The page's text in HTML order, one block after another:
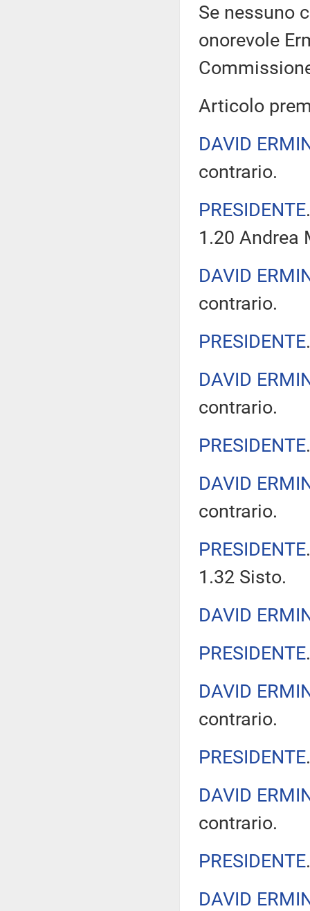
Se nessuno
onorevole
Articolo
DAVID
contrario.
PRESIDENTE
1.20 Andrea
DAVID
contrario.
PRESIDENTE
DAVID
contrario.
PRESIDENTE
DAVID
contrario.
PRESIDENTE
1.32 Sisto.
DAVID
PRESIDENTE
DAVID
contrario.
PRESIDENTE
DAVID
contrario.
PRESIDENTE
DAVID